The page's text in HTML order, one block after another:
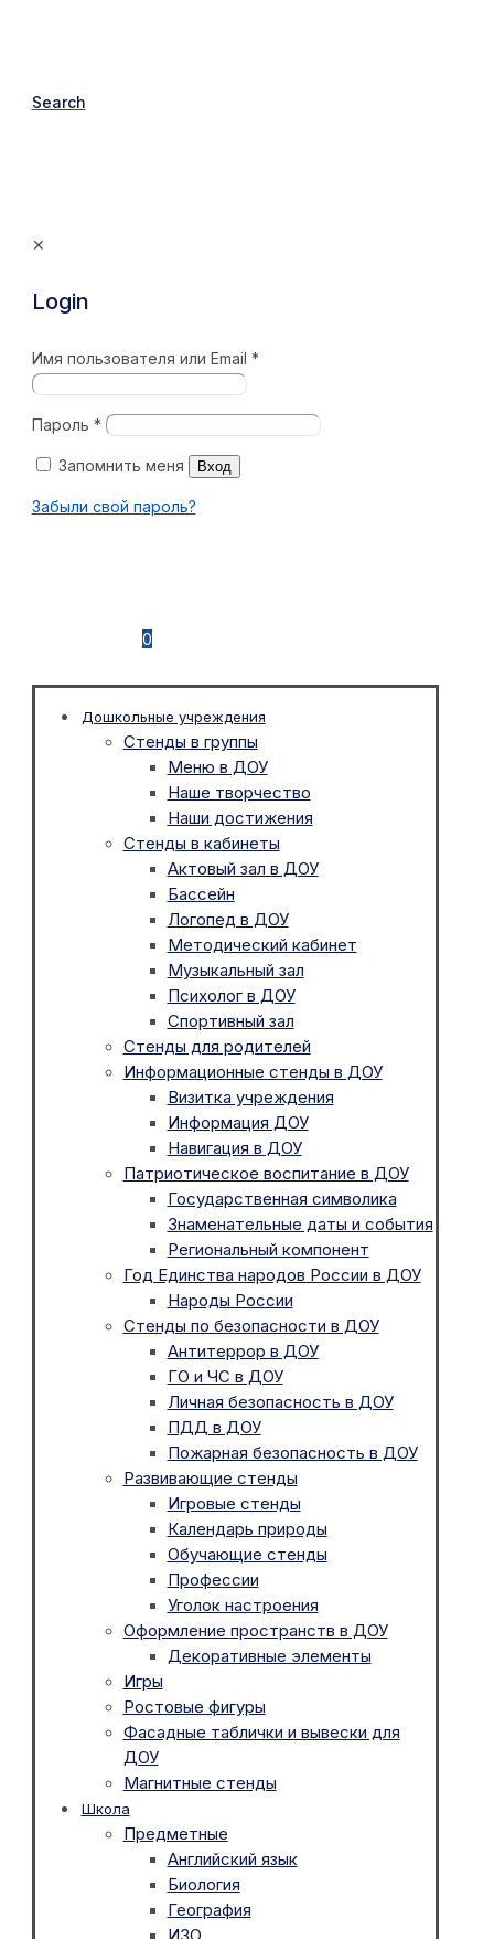
Search
✕
Login
Имя пользователя или Email *
Пароль *
Запомнить меня Вход
Забыли свой пароль?
0
Дошкольные учреждения
Стенды в группы
Меню в ДОУ
Наше творчество
Наши достижения
Стенды в кабинеты
Актовый зал в ДОУ
Бассейн
Логопед в ДОУ
Методический кабинет
Музыкальный зал
Психолог в ДОУ
Спортивный зал
Стенды для родителей
Информационные стенды в ДОУ
Визитка учреждения
Информация ДОУ
Навигация в ДОУ
Патриотическое воспитание в ДОУ
Государственная символика
Знаменательные даты и события
Региональный компонент
Год Единства народов России в ДОУ
Народы России
Стенды по безопасности в ДОУ
Антитеррор в ДОУ
ГО и ЧС в ДОУ
Личная безопасность в ДОУ
ПДД в ДОУ
Пожарная безопасность в ДОУ
Развивающие стенды
Игровые стенды
Календарь природы
Обучающие стенды
Профессии
Уголок настроения
Оформление пространств в ДОУ
Декоративные элементы
Игры
Ростовые фигуры
Фасадные таблички и вывески для
ДОУ
Магнитные стенды
Школа
Предметные
Английский язык
Биология
География